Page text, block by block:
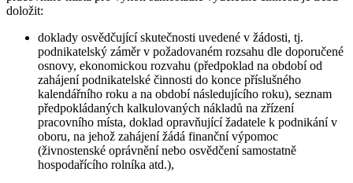
doložit:
doklady osvědčující skutečnosti uvedené v žádosti, tj.
podnikatelský záměr v požadovaném rozsahu dle doporučené
osnovy, ekonomickou rozvahu (předpoklad na období od
zahájení podnikatelské činnosti do konce příslušného
kalendářního roku a na období následujícího roku), seznam
předpokládaných kalkulovaných nákladů na zřízení
pracovního místa, doklad opravňující žadatele k podnikání v
oboru, na jehož zahájení žádá finanční výpomoc
(živnostenské oprávnění nebo osvědčení samostatně
hospodařícího rolníka atd.),